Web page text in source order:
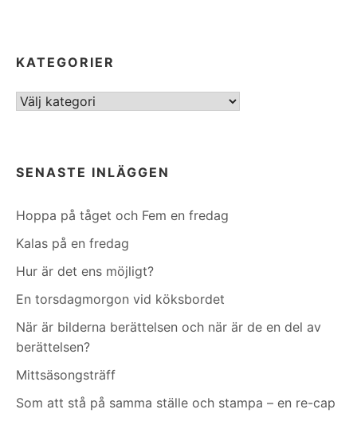
KATEGORIER
Kategorier
SENASTE INLÄGGEN
Hoppa på tåget och Fem en fredag
Kalas på en fredag
Hur är det ens möjligt?
En torsdagmorgon vid köksbordet
När är bilderna berättelsen och när är de en del av
berättelsen?
Mittsäsongsträff
Som att stå på samma ställe och stampa – en re-cap